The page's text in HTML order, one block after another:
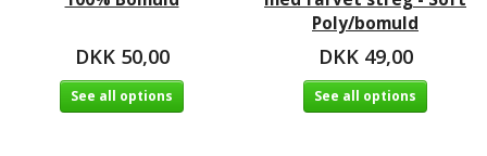
DKK 50,00
See all options
Poly/bomuld
DKK 49,00
See all options